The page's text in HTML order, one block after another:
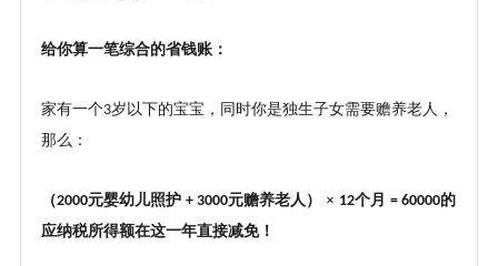
给你算一笔综合的省钱账：
家有一个3岁以下的宝宝，同时你是独生子女需要赡养老人，
那么：
（2000元婴幼儿照护 + 3000元赡养老人） × 12个月 = 60000的
应纳税所得额在这一年直接减免！